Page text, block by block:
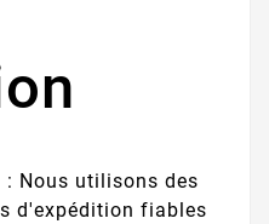
: Nous utilisons des
d'expédition fiables